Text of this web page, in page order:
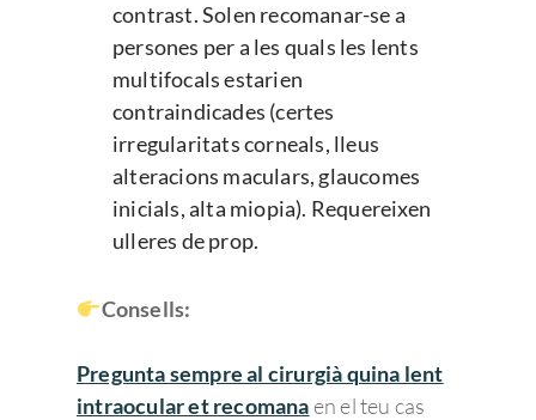
contrast. Solen recomanar-se a
persones per a les quals les lents
multifocals estarien
contraindicades (certes
irregularitats corneals, lleus
alteracions maculars, glaucomes
inicials, alta miopia). Requereixen
ulleres de prop.
Consells:
Pregunta sempre al cirurgià quina lent
intraocular et recomanaen el teu cas